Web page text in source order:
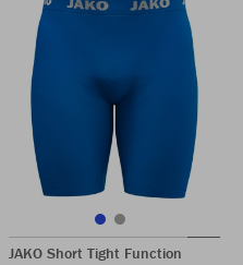
JAKO Short Tight Function